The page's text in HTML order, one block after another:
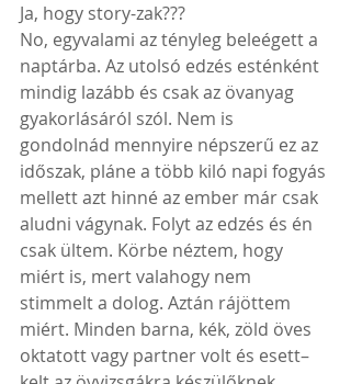
Ja, hogy story-zak???
No, egyvalami az tényleg beleégett a
naptárba. Az utolsó edzés esténként
mindig lazább és csak az övanyag
gyakorlásáról szól. Nem is
gondolnád mennyire népszerű ez az
időszak, pláne a több kiló napi fogyás
mellett azt hinné az ember már csak
aludni vágynak. Folyt az edzés és én
csak ültem. Körbe néztem, hogy
miért is, mert valahogy nem
stimmelt a dolog. Aztán rájöttem
miért. Minden barna, kék, zöld öves
oktatott vagy partner volt és esett–